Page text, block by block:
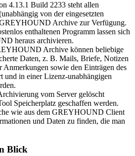
4.13.1 Build 2233 steht allen
von der eingesetzten
Archive zur Verfügung.
enthaltenen Programm lassen sich
heraus archivieren.
Archive können beliebige
Daten, z. B. Mails, Briefe, Notizen
Anmerkungen sowie den Einträgen des
und in einer Lizenz-unabhängigen
vom Server gelöscht
Speicherplatz geschaffen werden.
wie aus dem GREYHOUND Client
und Daten zu finden, die man
Blick